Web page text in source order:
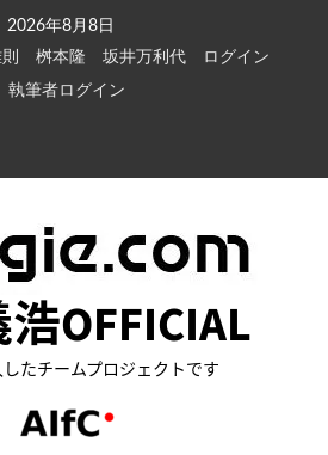
2026年8月8日
桝本隆 坂井万利代
ログイン
執筆者ログイン
OFFICIAL
たチームプロジェクトです